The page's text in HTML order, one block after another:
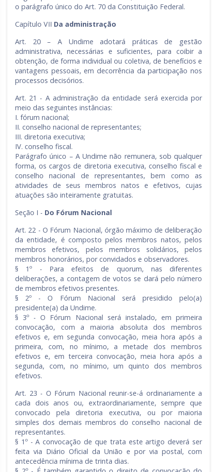
o parágrafo único do Art. 70 da Constituição Federal.
Capítulo VII Da administração
Art. 20 – A Undime adotará práticas de gestão
administrativa, necessárias e suficientes, para coibir a
obtenção, de forma individual ou coletiva, de benefícios e
vantagens pessoais, em decorrência da participação nos
processos decisórios.
Art. 21 - A administração da entidade será exercida por
meio das seguintes instâncias:
I. fórum nacional;
II. conselho nacional de representantes;
III. diretoria executiva;
IV. conselho fiscal.
Parágrafo único – A Undime não remunera, sob qualquer
forma, os cargos de diretoria executiva, conselho fiscal e
conselho nacional de representantes, bem como as
atividades de seus membros natos e efetivos, cujas
atuações são inteiramente gratuitas.
Seção I - Do Fórum Nacional
Art. 22 - O Fórum Nacional, órgão máximo de deliberação
da entidade, é composto pelos membros natos, pelos
membros efetivos, pelos membros solidários, pelos
membros honorários, por convidados e observadores.
§ 1º - Para efeitos de quorum, nas diferentes
deliberações, a contagem de votos se dará pelo número
de membros efetivos presentes.
§ 2º - O Fórum Nacional será presidido pelo(a)
presidente(a) da Undime.
§ 3º - O Fórum Nacional será instalado, em primeira
convocação, com a maioria absoluta dos membros
efetivos e, em segunda convocação, meia hora após a
primeira, com, no mínimo, a metade dos membros
efetivos e, em terceira convocação, meia hora após a
segunda, com, no mínimo, um quinto dos membros
efetivos.
Art. 23 - O Fórum Nacional reunir-se-á ordinariamente a
cada dois anos ou, extraordinariamente, sempre que
convocado pela diretoria executiva, ou por maioria
simples dos demais membros do conselho nacional de
representantes.
§ 1º - A convocação de que trata este artigo deverá ser
feita via Diário Oficial da União e por via postal, com
antecedência mínima de trinta dias.